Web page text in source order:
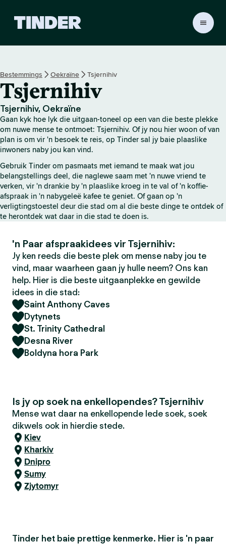
r
-
t
i
s
b
l
d
Bestemmings Oekraïne Tsjernihiv
Tsjernihiv
Tsjernihiv, Oekraïne
Gaan kyk hoe lyk die uitgaan-toneel op een van die beste plekke
om nuwe mense te ontmoet: Tsjernihiv. Of jy nou hier woon of van
plan is om vir 'n besoek te reis, op Tinder sal jy baie plaaslike
inwoners naby jou kan vind.
Gebruik Tinder om pasmaats met iemand te maak wat jou
belangstellings deel, die naglewe saam met 'n nuwe vriend te
verken, vir 'n drankie by 'n plaaslike kroeg in te val of 'n koffie-
afspraak in 'n nabygeleë kafee te geniet. Of gaan op 'n
verligtingstoestel deur die stad om al die beste dinge te ontdek of
te herontdek wat daar in die stad te doen is.
'n Paar afspraakidees vir Tsjernihiv:
Jy ken reeds die beste plek om mense naby jou te
vind, maar waarheen gaan jy hulle neem? Ons kan
help. Hier is die beste uitgaanplekke en gewilde
idees in die stad:
Saint Anthony Caves
Dytynets
St. Trinity Cathedral
Desna River
Boldyna hora Park
Is jy op soek na enkellopendes? Tsjernihiv
Mense wat daar na enkellopende lede soek, soek
dikwels ook in hierdie stede.
Kiev
Kharkiv
Dnipro
Sumy
Zjytomyr
Tinder het baie prettige kenmerke. Hier is 'n paar